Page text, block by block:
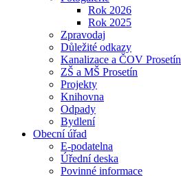
Rok 2026
Rok 2025
Zpravodaj
Důležité odkazy
Kanalizace a ČOV Prosetín
ZŠ a MŠ Prosetín
Projekty
Knihovna
Odpady
Bydlení
Obecní úřad
E-podatelna
Úřední deska
Povinné informace